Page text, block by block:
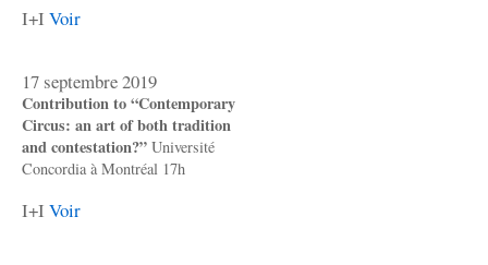
I+I Voir
17 septembre 2019
Contribution to “Contemporary
Circus: an art of both tradition
and contestation?” Université
Concordia à Montréal 17h
I+I Voir